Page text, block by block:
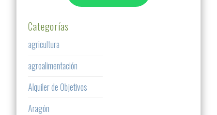
Categorías
agricultura
agroalimentación
Alquiler de Objetivos
Aragón